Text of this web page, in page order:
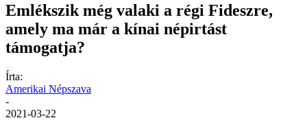
Emlékszik még valaki a régi Fideszre,
amely ma már a kínai népirtást
támogatja?
Írta:
Amerikai Népszava
-
2021-03-22